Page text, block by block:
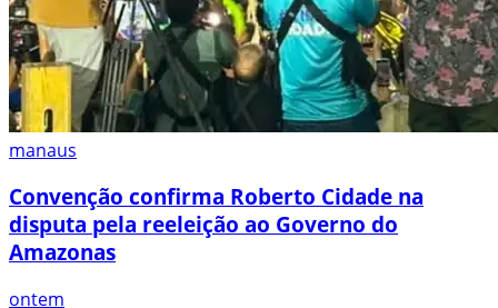
manaus
Convenção confirma Roberto Cidade na
disputa pela reeleição ao Governo do
Amazonas
ontem